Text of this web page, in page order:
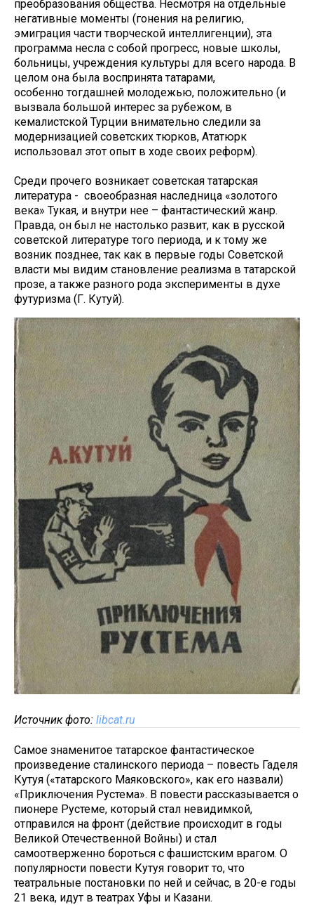
преобразования общества. Несмотря на отдельные
негативные моменты (гонения на религию,
эмиграция части творческой интеллигенции), эта
программа несла с собой прогресс, новые школы,
больницы, учреждения культуры для всего народа. В
целом она была воспринята татарами,
особенно тогдашней молодежью, положительно (и
вызвала большой интерес за рубежом, в
кемалистской Турции внимательно следили за
модернизацией советских тюрков, Ататюрк
использовал этот опыт в ходе своих реформ).
Среди прочего возникает советская татарская
литература - своеобразная наследница «золотого
века» Тукая, и внутри нее – фантастический жанр.
Правда, он был не настолько развит, как в русской
советской литературе того периода, и к тому же
возник позднее, так как в первые годы Советской
власти мы видим становление реализма в татарской
прозе, а также разного рода эксперименты в духе
футуризма (Г. Кутуй).
Источник фото: libcat.ru
Самое знаменитое татарское фантастическое
произведение сталинского периода – повесть Гаделя
Кутуя («татарского Маяковского», как его назвали)
«Приключения Рустема». В повести рассказывается о
пионере Рустеме, который стал невидимкой,
отправился на фронт (действие происходит в годы
Великой Отечественной Войны) и стал
самоотверженно бороться с фашистским врагом. О
популярности повести Кутуя говорит то, что
театральные постановки по ней и сейчас, в 20-е годы
21 века, идут в театрах Уфы и Казани.